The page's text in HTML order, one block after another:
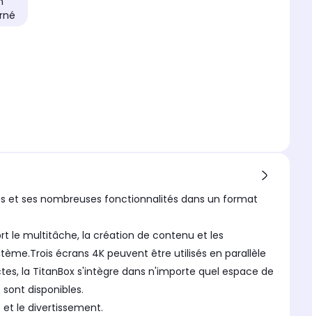
et ses nombreuses fonctionnalités dans un format
le multitâche, la création de contenu et les
écrans 4K peuvent être utilisés en parallèle
la TitanBox s'intègre dans n'importe quel espace de
sont disponibles.
et le divertissement.